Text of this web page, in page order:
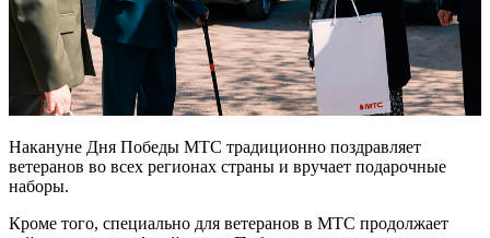
Накануне Дня Победы МТС традиционно поздравляет
ветеранов во всех регионах страны и вручает подарочные
наборы.
Кроме того, специально для ветеранов в МТС продолжает